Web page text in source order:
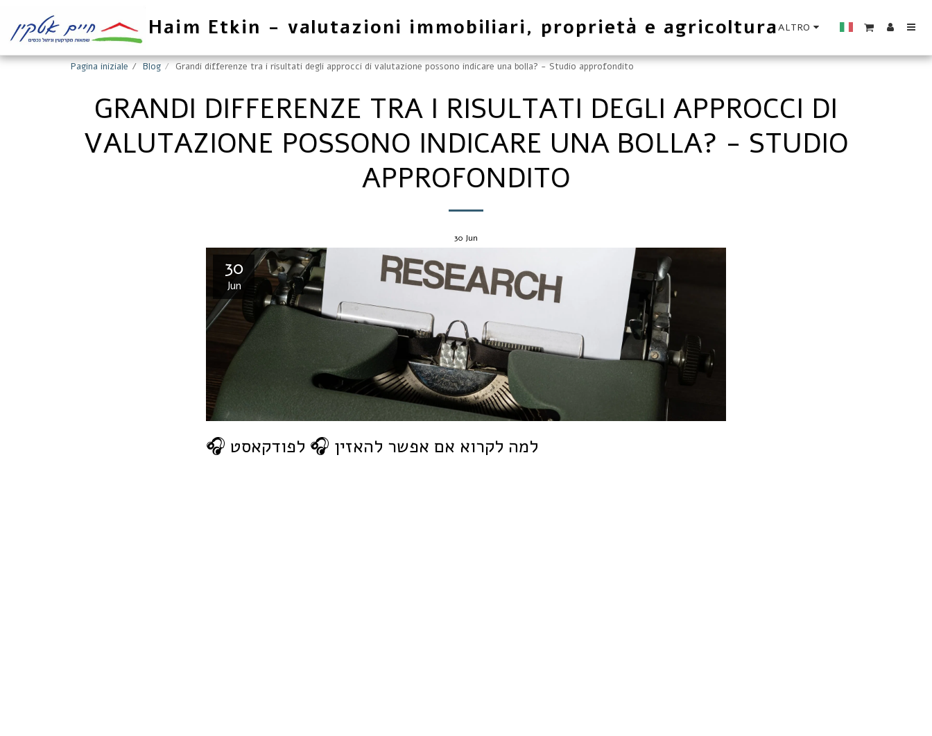
Haim Etkin - valutazioni immobiliari, proprietà e agricolturaALTRO
Pagina iniziale Blog Grandi differenze tra i risultati degli approcci di valutazione possono indicare una bolla? - Studio approfondito
GRANDI DIFFERENZE TRA I RISULTATI DEGLI APPROCCI DI
VALUTAZIONE POSSONO INDICARE UNA BOLLA? - STUDIO
APPROFONDITO
30 Jun
30
Jun
🎧 למה לקרוא אם אפשר להאזין 🎧 לפודקאסט